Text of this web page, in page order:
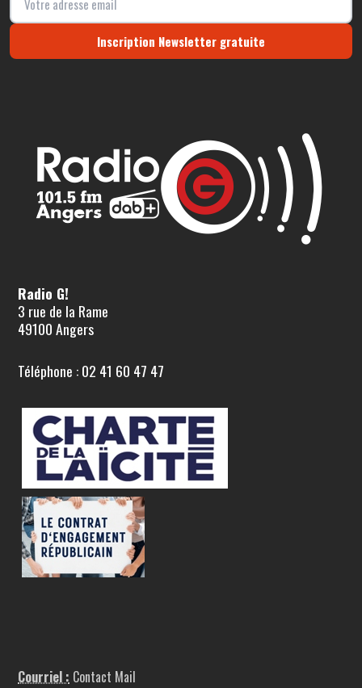
Inscription Newsletter gratuite
Radio G!
3 rue de la Rame
49100 Angers
Téléphone : 02 41 60 47 47
Courriel : Contact Mail